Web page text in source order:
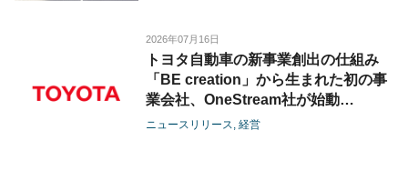
2026年07月16日
トヨタ自動車の新事業創出の仕組み
「BE creation」から生まれた初の事
業会社、OneStream社が始動
-OneStream社への3社の資本参画に
ニュースリリース 経営